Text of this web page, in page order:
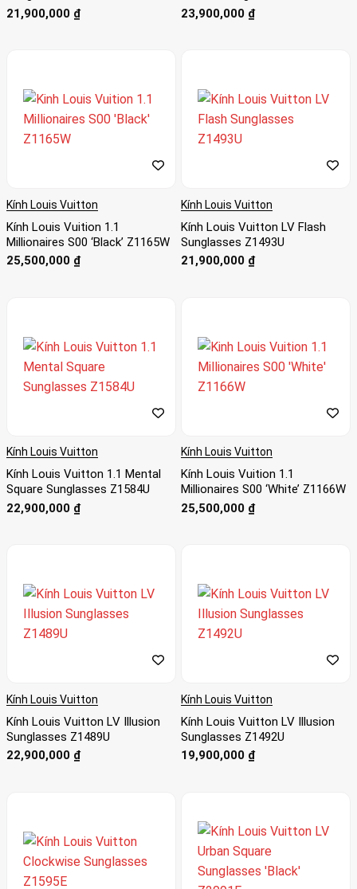
21,900,000 ₫
23,900,000 ₫
Kính Louis Vuitton
Kính Louis Vuition 1.1
Millionaires S00 ‘Black’ Z1165W
25,500,000 ₫
Kính Louis Vuitton
Kính Louis Vuitton LV Flash
Sunglasses Z1493U
21,900,000 ₫
Kính Louis Vuitton
Kính Louis Vuitton 1.1 Mental
Square Sunglasses Z1584U
22,900,000 ₫
Kính Louis Vuitton
Kính Louis Vuition 1.1
Millionaires S00 ‘White’ Z1166W
25,500,000 ₫
Kính Louis Vuitton
Kính Louis Vuitton LV Illusion
Sunglasses Z1489U
22,900,000 ₫
Kính Louis Vuitton
Kính Louis Vuitton LV Illusion
Sunglasses Z1492U
19,900,000 ₫